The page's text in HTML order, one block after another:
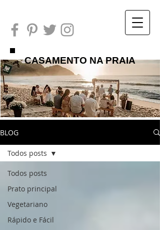
CASAMENTO NA PRAIA
BLOG
Todos posts
Prato principal
Vegetariano
Rápido e Fácil
Todos posts